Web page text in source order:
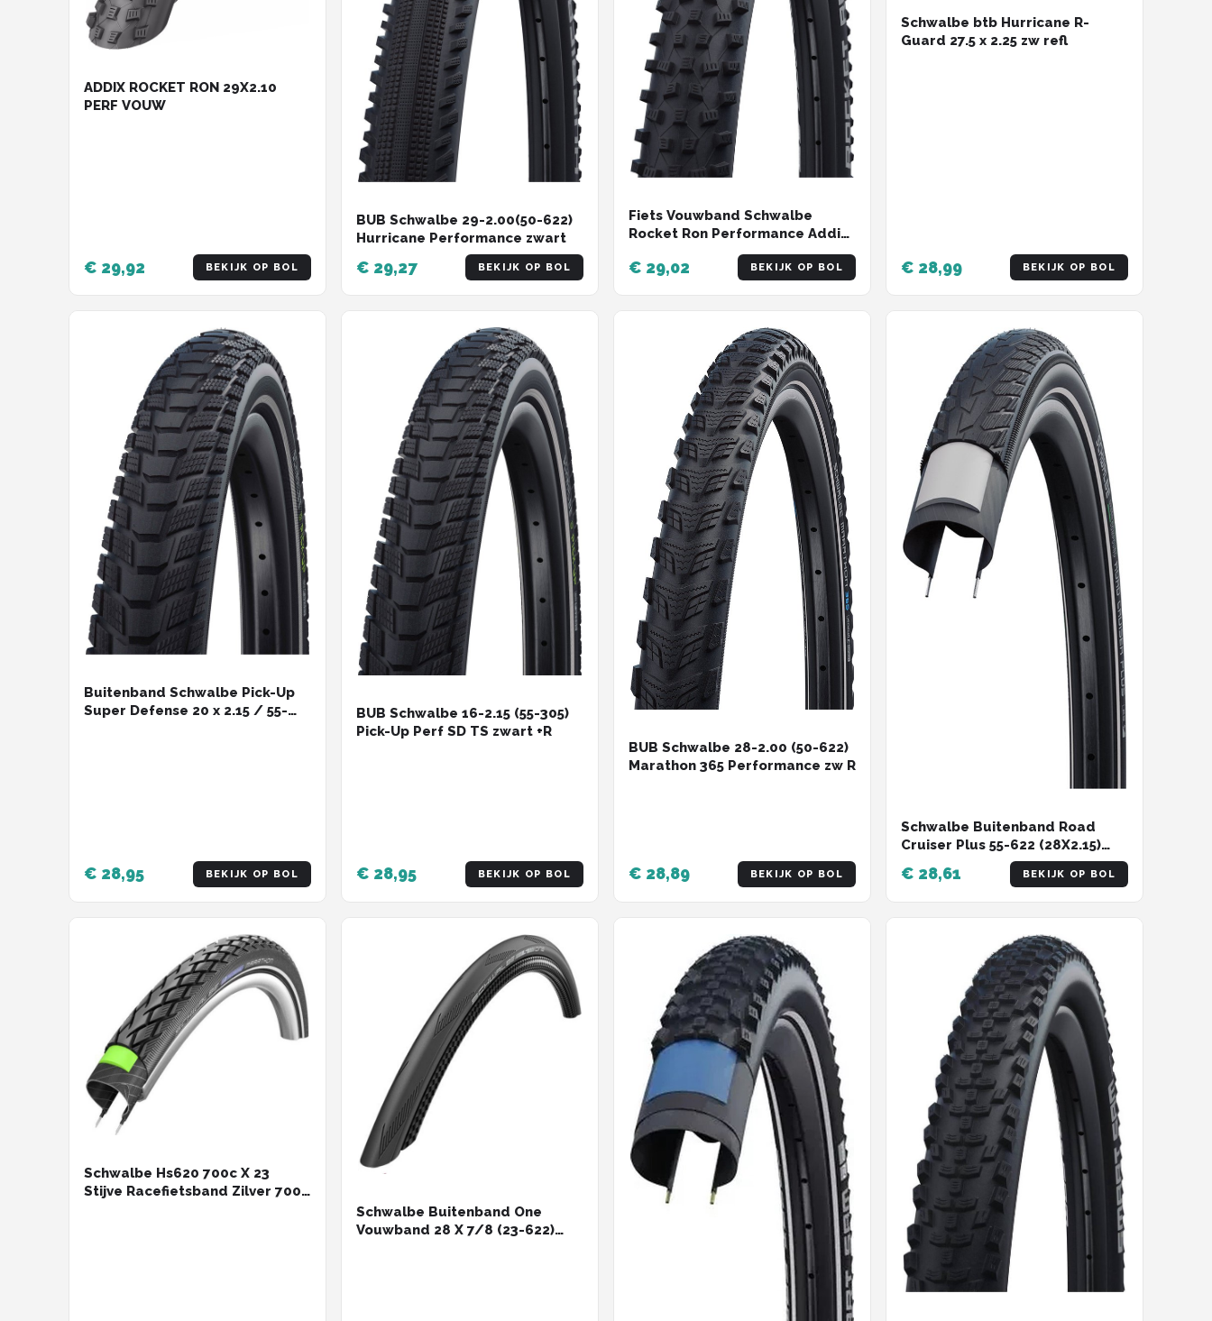
ADDIX ROCKET RON 29X2.10
PERF VOUW
€ 29,92 BEKIJK OP BOL
BUB Schwalbe 29-2.00(50-622)
Hurricane Performance zwart
€ 29,27 BEKIJK OP BOL
Fiets Vouwband Schwalbe
Rocket Ron Performance Addix
24x2.10 (54-507) Zwart
€ 29,02 BEKIJK OP BOL
Schwalbe btb Hurricane R-
Guard 27.5 x 2.25 zw refl
€ 28,99 BEKIJK OP BOL
Buitenband Schwalbe Pick-Up
Super Defense 20 x 2.15 / 55-
€ 28,95 BEKIJK OP BOL
BUB Schwalbe 16-2.15 (55-305)
Pick-Up Perf SD TS zwart +R
€ 28,95 BEKIJK OP BOL
BUB Schwalbe 28-2.00 (50-622)
Marathon 365 Performance zw R
€ 28,89 BEKIJK OP BOL
Schwalbe Buitenband Road
Cruiser Plus 55-622 (28X2.15)
€ 28,61 BEKIJK OP BOL
Schwalbe Hs620 700c X 23
Stijve Racefietsband Zilver 700C
Schwalbe Buitenband One
Vouwband 28 X 7/8 (23-622)